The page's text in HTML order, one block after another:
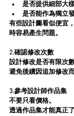
是否提供細部大
是否能作為獨立
有些設計圖看似便宜
時容易產生問題。
2.確認修改次數
設計修改是否有限次
避免後續因追加修改
3.參考設計師作品集
不要只看價格。
透過作品集才能真正